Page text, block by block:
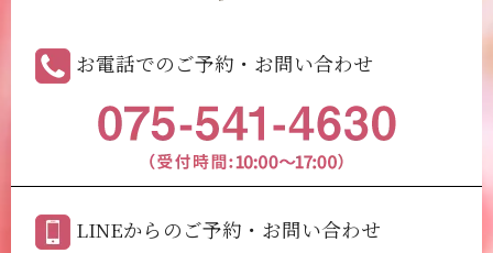
お電話でのご予約・お問い合わせ
LINEからのご予約・お問い合わせ